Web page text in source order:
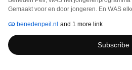
Gemaakt voor en door jongeren. En WAS
benedenpeil.nl and 1 more link
Subscribe